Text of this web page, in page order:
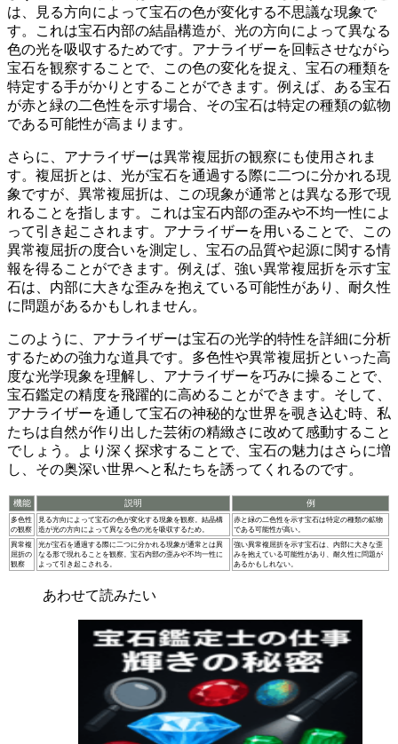
は、見る方向によって宝石の色が変化する不思議な現象で
す。これは宝石内部の結晶構造が、光の方向によって異なる
色の光を吸収するためです。アナライザーを回転させながら
宝石を観察することで、この色の変化を捉え、 宝石の種類を
特定する手がかり とすることができます。例えば、ある宝石
が赤と緑の二色性を示す場合、その宝石は特定の種類の鉱物
である可能性が高まります。
さらに、アナライザーは異常複屈折の観察にも使用されま
す。複屈折とは、光が宝石を通過する際に二つに分かれる現
象ですが、異常複屈折は、この現象が通常とは異なる形で現
れることを指します。これは宝石内部の歪みや不均一性によ
って引き起こされます。アナライザーを用いることで、この
異常複屈折の度合いを測定し、 宝石の品質や起源に関する情
報を得ることができます。例えば、強い異常複屈折を示す宝
石は、内部に大きな歪みを抱えている可能性があり、耐久性
に問題があるかもしれません。
このように、アナライザーは宝石の光学的特性を詳細に分析
するための強力な道具です。多色性や異常複屈折といった高
度な光学現象を理解し、アナライザーを巧みに操ることで、
宝石鑑定の精度を飛躍的に高める ことができます。そして、
アナライザーを通して宝石の神秘的な世界を覗き込む時、私
たちは自然が作り出した芸術の精緻さに改めて感動すること
でしょう。より深く探求することで、宝石の魅力はさらに増
し、その奥深い世界へと私たちを誘ってくれるのです。
機能 説明 例
多色性
の観察
見る方向によって宝石の色が変化する現象を観察。結晶構
造が光の方向によって異なる色の光を吸収するため。
赤と緑の二色性を示す宝石は特定の種類の鉱物
である可能性が高い。
異常複
屈折の
観察
光が宝石を通過する際に二つに分かれる現象が通常とは異
なる形で現れることを観察。宝石内部の歪みや不均一性に
よって引き起こされる。
強い異常複屈折を示す宝石は、内部に大きな歪
みを抱えている可能性があり、耐久性に問題が
あるかもしれない。
あわせて読みたい